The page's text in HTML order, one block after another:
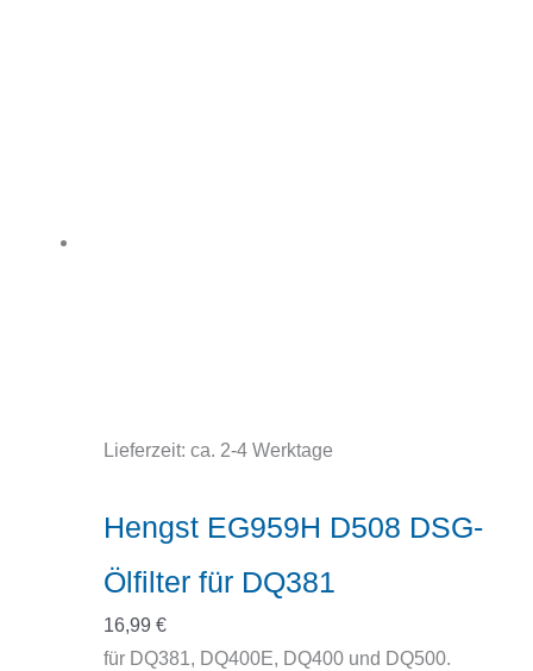
Lieferzeit: ca. 2-4 Werktage
Hengst EG959H D508 DSG-
Ölfilter für DQ381
16,99 €
für DQ381, DQ400E, DQ400 und DQ500.